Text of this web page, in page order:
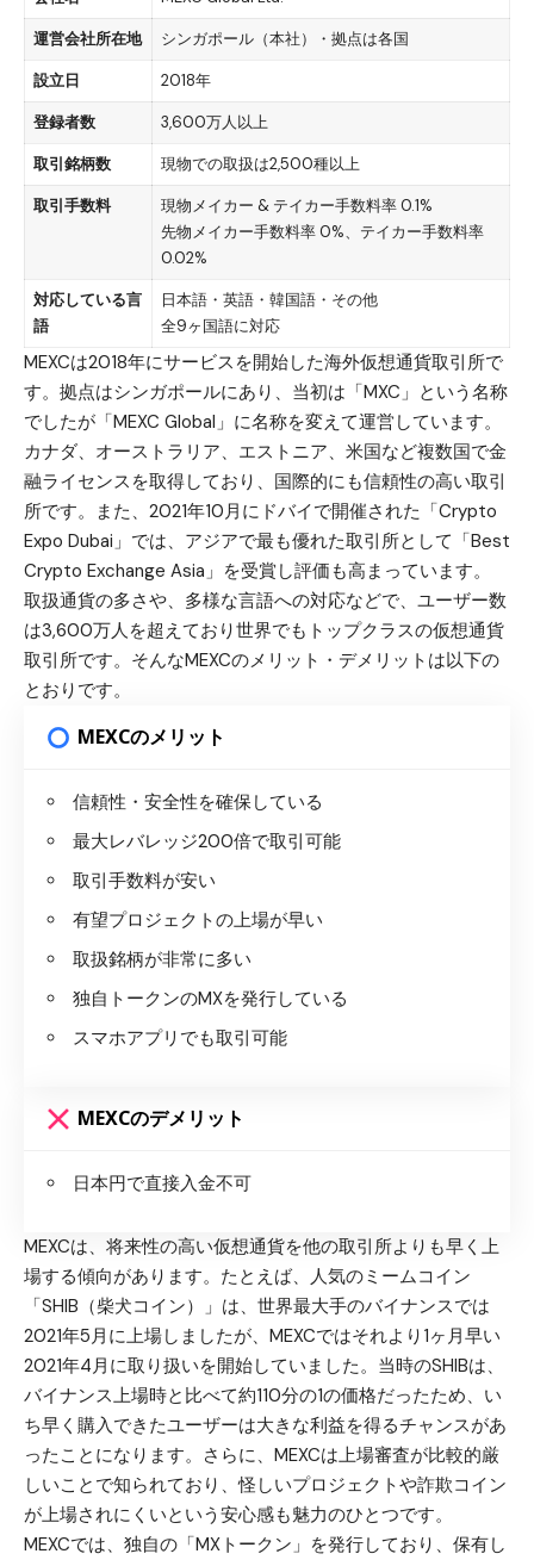
運営会社所在地 シンガポール（本社）・拠点は各国
設立日 2018年
登録者数 3,600万人以上
取引銘柄数 現物での取扱は2,500種以上
取引手数料
現物メイカー & テイカー手数料率 0.1%
先物メイカー手数料率 0%、テイカー手数料率
0.02%
対応している言
語
日本語・英語・韓国語・その他
全9ヶ国語に対応
MEXCは2018年にサービスを開始した海外仮想通貨取引所で
す。拠点はシンガポールにあり、当初は「MXC」という名称
でしたが「MEXC Global」に名称を変えて運営しています。
カナダ、オーストラリア、エストニア、米国など複数国で金
融ライセンスを取得しており、国際的にも信頼性の高い取引
所です。また、2021年10月にドバイで開催された「Crypto
Expo Dubai」では、アジアで最も優れた取引所として「Best
Crypto Exchange Asia」を受賞し評価も高まっています。
取扱通貨の多さや、多様な言語への対応などで、ユーザー数
は3,600万人を超えており世界でもトップクラスの仮想通貨
取引所です。そんなMEXCのメリット・デメリットは以下の
とおりです。
MEXCのメリット
信頼性・安全性を確保している
最大レバレッジ200倍で取引可能
取引手数料が安い
有望プロジェクトの上場が早い
取扱銘柄が非常に多い
独自トークンのMXを発行している
スマホアプリでも取引可能
MEXCのデメリット
日本円で直接入金不可
MEXCは、将来性の高い仮想通貨を他の取引所よりも早く上
場する傾向があります。たとえば、人気のミームコイン
「SHIB（柴犬コイン）」は、世界最大手のバイナンスでは
2021年5月に上場しましたが、MEXCではそれより1ヶ月早い
2021年4月に取り扱いを開始していました。当時のSHIBは、
バイナンス上場時と比べて約110分の1の価格だったため、い
ち早く購入できたユーザーは大きな利益を得るチャンスがあ
ったことになります。さらに、MEXCは上場審査が比較的厳
しいことで知られており、怪しいプロジェクトや詐欺コイン
が上場されにくいという安心感も魅力のひとつです。
MEXCでは、独自の「MXトークン」を発行しており、保有し